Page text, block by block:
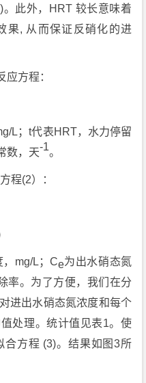
此外，HRT 较长意味着
果, 从而保证反硝化的进
应方程：
L；t代表HRT，水力停留
数，天-1。
程(2）：
mg/L；Ce为出水硝态氮
率。为了方便，我们在分
进出水硝态氮浓度和每个
处理。统计值见表1。使
合方程 (3)。结果如图3所